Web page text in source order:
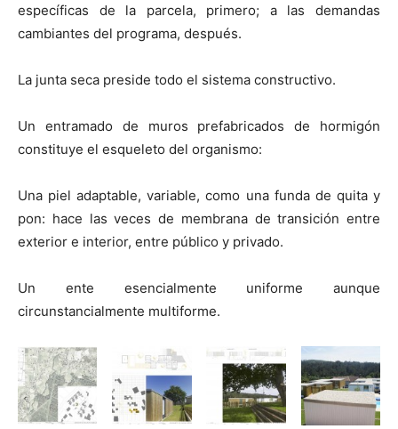
específicas de la parcela, primero; a las demandas
cambiantes del programa, después.
La junta seca preside todo el sistema constructivo.
Un entramado de muros prefabricados de hormigón
constituye el esqueleto del organismo:
Una piel adaptable, variable, como una funda de quita y
pon: hace las veces de membrana de transición entre
exterior e interior, entre público y privado.
Un ente esencialmente uniforme aunque
circunstancialmente multiforme.